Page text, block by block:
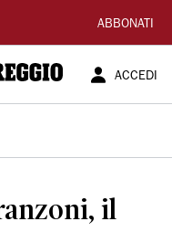
ABBONATI
ACCEDI
il